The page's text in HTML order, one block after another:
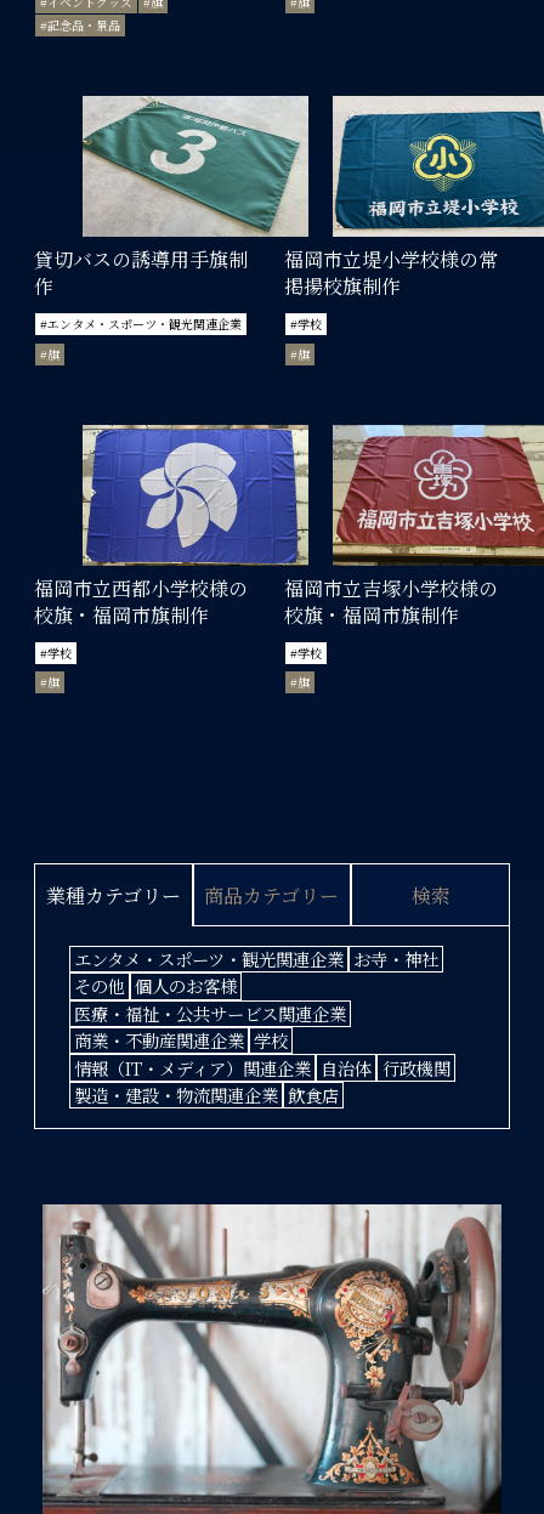
#記念品・景品
貸切バスの誘導用手旗制
作
#エンタメ・スポーツ・観光関連企業
#旗
福岡市立堤小学校様の常
掲揚校旗制作
#学校
#旗
福岡市立西都小学校様の
校旗・福岡市旗制作
#学校
#旗
福岡市立吉塚小学校様の
校旗・福岡市旗制作
#学校
#旗
業種カテゴリー 商品カテゴリー 検索
エンタメ・スポーツ・観光関連企業 お寺・神社
その他 個人のお客様
医療・福祉・公共サービス関連企業
商業・不動産関連企業 学校
情報（IT・メディア）関連企業 自治体 行政機関
製造・建設・物流関連企業 飲食店